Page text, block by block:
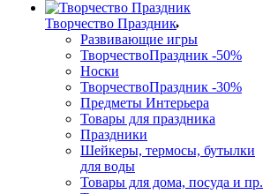
Творчество Праздник
Развивающие игры
ТворчествоПраздник -50%
Носки
ТворчествоПраздник -30%
Предметы Интерьера
Товары для праздника
Праздники
Шейкеры, термосы, бутылки
для воды
Товары для дома, посуда и пр.